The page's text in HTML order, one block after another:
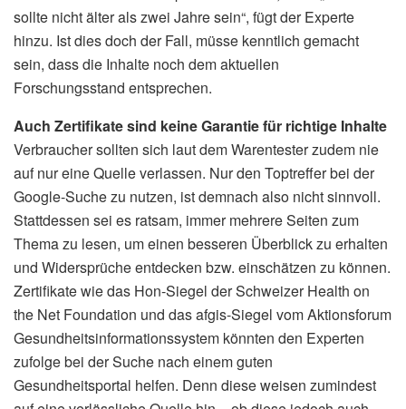
sollte nicht älter als zwei Jahre sein“, fügt der Experte
hinzu. Ist dies doch der Fall, müsse kenntlich gemacht
sein, dass die Inhalte noch dem aktuellen
Forschungsstand entsprechen.
Auch Zertifikate sind keine Garantie für richtige Inhalte
Verbraucher sollten sich laut dem Warentester zudem nie
auf nur eine Quelle verlassen. Nur den Toptreffer bei der
Google-Suche zu nutzen, ist demnach also nicht sinnvoll.
Stattdessen sei es ratsam, immer mehrere Seiten zum
Thema zu lesen, um einen besseren Überblick zu erhalten
und Widersprüche entdecken bzw. einschätzen zu können.
Zertifikate wie das Hon-Siegel der Schweizer Health on
the Net Foundation und das afgis-Siegel vom Aktionsforum
Gesundheitsinformationssystem könnten den Experten
zufolge bei der Suche nach einem guten
Gesundheitsportal helfen. Denn diese weisen zumindest